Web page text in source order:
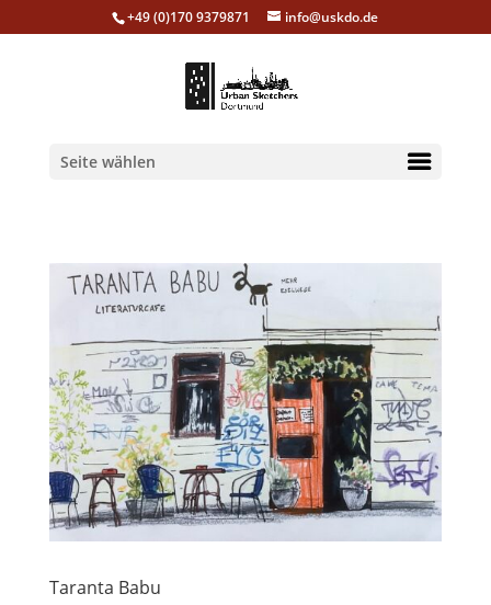
+49 (0)170 9379871 info@uskdo.de
Seite wählen
Taranta Babu